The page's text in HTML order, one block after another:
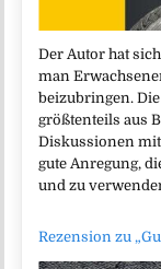
Der Autor hat
man
beizubringen.
größtenteils aus
Diskussionen mit
gute Anregung,
und zu
Rezension zu